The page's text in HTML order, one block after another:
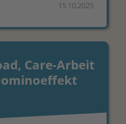
15.10.2025
Care-Arbeit